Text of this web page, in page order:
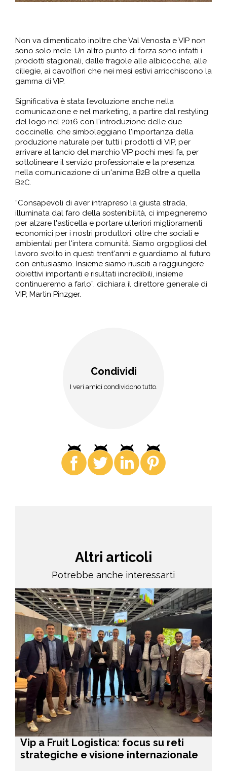
Non va dimenticato inoltre che Val Venosta e VIP non
sono solo mele. Un altro punto di forza sono infatti i
prodotti stagionali, dalle fragole alle albicocche, alle
ciliegie, ai cavolfiori che nei mesi estivi arricchiscono la
gamma di VIP.
Significativa è stata l’evoluzione anche nella
comunicazione e nel marketing, a partire dal restyling
del logo nel 2016 con l'introduzione delle due
coccinelle, che simboleggiano l'importanza della
produzione naturale per tutti i prodotti di VIP, per
arrivare al lancio del marchio VIP pochi mesi fa, per
sottolineare il servizio professionale e la presenza
nella comunicazione di un'anima B2B oltre a quella
B2C.
“Consapevoli di aver intrapreso la giusta strada,
illuminata dal faro della sostenibilità, ci impegneremo
per alzare l'asticella e portare ulteriori miglioramenti
economici per i nostri produttori, oltre che sociali e
ambientali per l'intera comunità. Siamo orgogliosi del
lavoro svolto in questi trent'anni e guardiamo al futuro
con entusiasmo. Insieme siamo riusciti a raggiungere
obiettivi importanti e risultati incredibili, insieme
continueremo a farlo”, dichiara il direttore generale di
VIP, Martin Pinzger.
Condividi
I veri amici condividono tutto.
Altri articoli
Potrebbe anche interessarti
Vip a Fruit Logistica: focus su reti
strategiche e visione internazionale